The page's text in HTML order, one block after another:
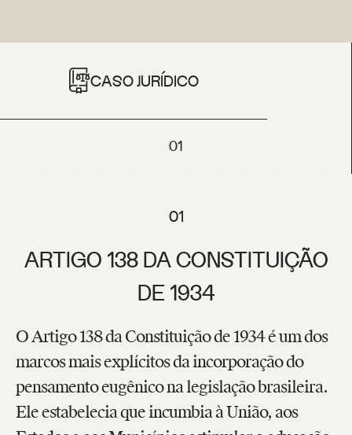
CASO JURÍDICO
01
01
ARTIGO 138 DA CONSTITUIÇÃO
DE 1934
O Artigo 138 da Constituição de 1934 é um dos
marcos mais explícitos da incorporação do
pensamento eugênico na legislação brasileira.
Ele estabelecia que incumbia à União, aos